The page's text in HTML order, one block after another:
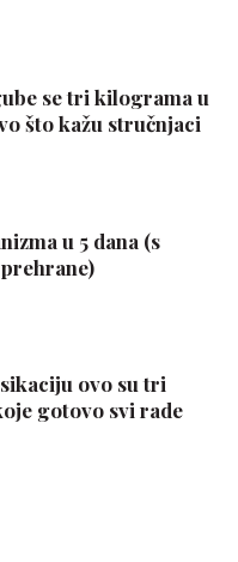
se tri kilograma u
što kažu stručnjaci
u 5 dana (s
ovo su tri
gotovo svi rade